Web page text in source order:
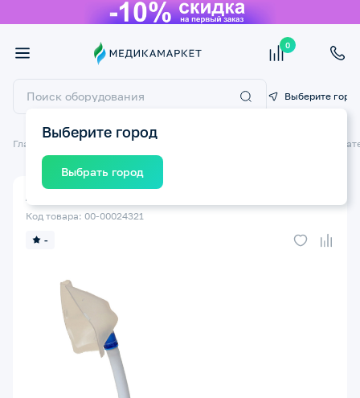
0
Выберите город
Выберите город
Выбрать город
Главная Медицинские приборы
-
Код товара: 00-00024321